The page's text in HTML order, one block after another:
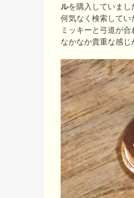
ルを購入していまし
何気なく検索してい
ミッキーと弓道が
なかなか貴重な感じ